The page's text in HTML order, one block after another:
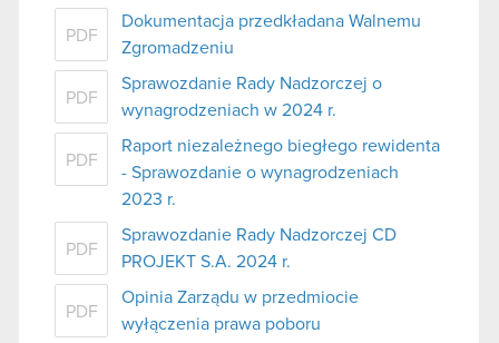
PDF
Dokumentacja przedkładana Walnemu
Zgromadzeniu
PDF
Sprawozdanie Rady Nadzorczej o
wynagrodzeniach w 2024 r.
PDF
Raport niezależnego biegłego rewidenta
- Sprawozdanie o wynagrodzeniach
2023 r.
PDF
Sprawozdanie Rady Nadzorczej CD
PROJEKT S.A. 2024 r.
PDF
Opinia Zarządu w przedmiocie
wyłączenia prawa poboru